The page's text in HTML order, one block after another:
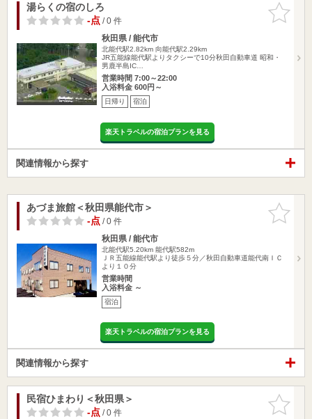
お気に入
りに追加
湯らくの宿のしろ
-点/ 0 件
秋田県 / 能代市
北能代駅2.82km 向能代駅2.29km
JR五能線能代駅よりタクシーで10分秋田自動車道 昭和・
男鹿半島IC…
営業時間 7:00～22:00
入浴料金 600円～
日帰り 宿泊
楽天トラベルの宿泊プランを見る
関連情報から探す
お気に入
りに追加
あづま旅館＜秋田県能代市＞
-点/ 0 件
秋田県 / 能代市
北能代駅5.20km 能代駅582m
ＪＲ五能線能代駅より徒歩５分／秋田自動車道能代南ＩＣ
より１０分
営業時間
入浴料金 ～
宿泊
楽天トラベルの宿泊プランを見る
関連情報から探す
お気に入
りに追加
民宿ひまわり＜秋田県＞
-点/ 0 件